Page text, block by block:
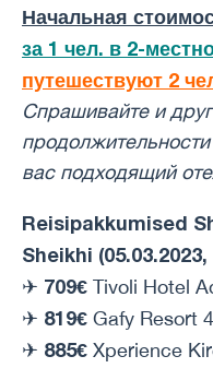
Начальная
за 1 чел. в 2-
путешествуют 2
Спрашивайте и
вас подходящий
Reisipakkumised
Sheikhi
✈ 709€ Tivoli Hotel
✈ 819€ Gafy Resort
✈ 885€ Xperience